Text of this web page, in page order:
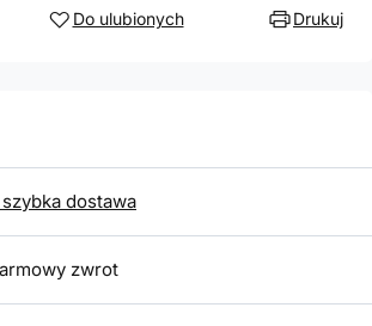
Do ulubionych Drukuj
dostawa
zwrot